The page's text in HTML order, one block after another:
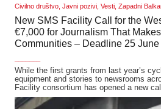
Civilno društvo, Javni pozivi, Vesti, Zapadni
New SMS Facility Call for the
€7,000 for Journalism That
Communities – Deadline 25 June
While the first grants from last year’s
equipment and stories to newsrooms
Facility consortium has opened a new